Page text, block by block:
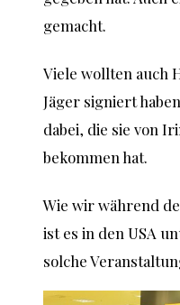
gemacht.
Viele wollten auch
Jäger signiert
dabei, die sie von
bekommen hat.
Wie wir während
ist es in den USA
solche